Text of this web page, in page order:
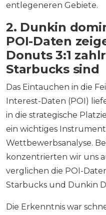
entlegeneren Gebiete.
2. Dunkin
POI-Daten
Donuts 3:1
Starbucks sind
Das Eintauchen in die
Interest-Daten (POI)
in die strategische
ein wichtiges
Wettbewerbsanalyse.
konzentrierten wir uns
verglichen die POI-
Starbucks und Dunkin
Die Erkenntnis war